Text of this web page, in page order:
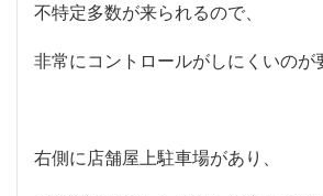
不特定多数が来られるので、
非常にコントロールがしにくいのが
右側に店舗屋上駐車場があり、